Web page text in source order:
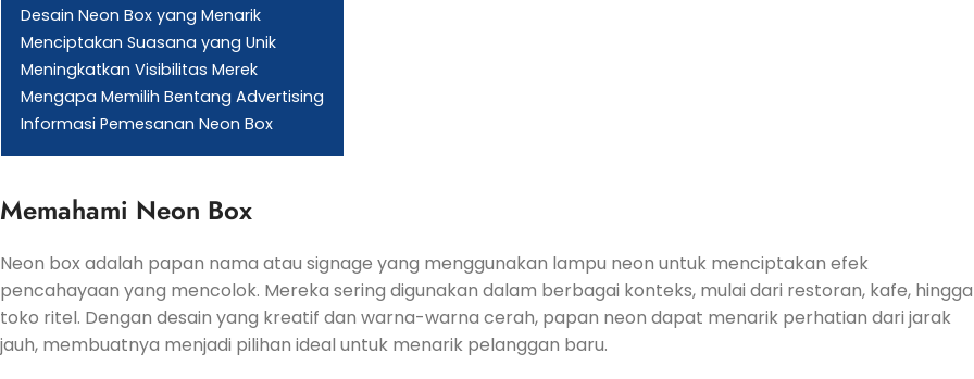
Desain Neon Box yang Menarik
Menciptakan Suasana yang Unik
Meningkatkan Visibilitas Merek
Mengapa Memilih Bentang Advertising
Informasi Pemesanan Neon Box
Memahami Neon Box
Neon box adalah papan nama atau signage yang menggunakan lampu neon untuk menciptakan efek
pencahayaan yang mencolok. Mereka sering digunakan dalam berbagai konteks, mulai dari restoran, kafe, hingga
toko ritel. Dengan desain yang kreatif dan warna-warna cerah, papan neon dapat menarik perhatian dari jarak
jauh, membuatnya menjadi pilihan ideal untuk menarik pelanggan baru.